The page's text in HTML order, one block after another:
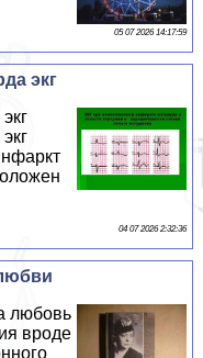
05 07 2026 14:17:59
экг
04 07 2026 2:32:36
любовь
вроде